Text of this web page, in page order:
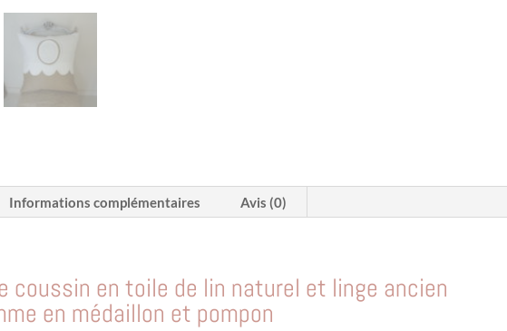
Informations complémentaires Avis (0)
coussin en toile de lin naturel et linge ancien
en médaillon et pompon